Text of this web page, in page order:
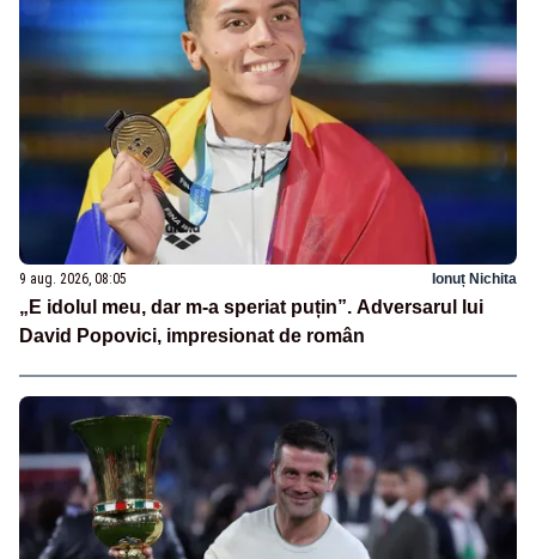
9 aug. 2026, 08:05 Ionuț Nichita
„E idolul meu, dar m-a speriat puțin”. Adversarul lui
David Popovici, impresionat de român